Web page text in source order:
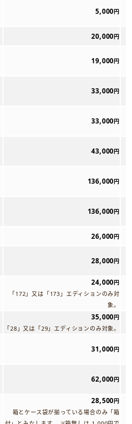
5,000円
20,000円
19,000円
33,000円
33,000円
43,000円
136,000円
136,000円
26,000円
28,000円
24,000円
「172」又は「173」エディションのみ対
象。
35,000円
「28」又は「29」エディションのみ対象。
31,000円
62,000円
28,500円
箱とケース袋が揃っている場合のみ「箱